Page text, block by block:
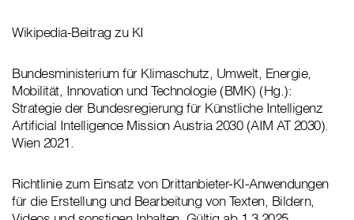
Wikipedia-Beitrag zu KI
Bundesministerium für Klimaschutz, Umwelt, Energie,
Mobilität, Innovation und Technologie (BMK) (Hg.):
Strategie der Bundesregierung für Künstliche Intelligenz
Artificial Intelligence Mission Austria 2030 (AIM AT 2030).
Wien 2021.
Richtlinie zum Einsatz von Drittanbieter-KI-Anwendungen
für die Erstellung und Bearbeitung von Texten, Bildern,